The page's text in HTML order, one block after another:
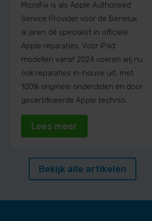
MicroFix is als Apple Authorised
Service Provider voor de Benelux
al jaren dé specialist in officiële
Apple reparaties. Voor iPad
modellen vanaf 2024 voeren wij nu
ook reparaties in-house uit, met
100% originele onderdelen en door
gecertificeerde Apple technici....
Lees meer
Bekijk alle artikelen